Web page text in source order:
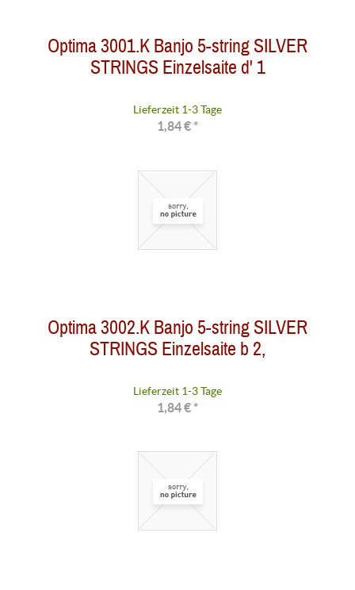
Optima 3001.K Banjo 5-string SILVER
STRINGS Einzelsaite d' 1
Lieferzeit 1-3 Tage
1,84 € *
Optima 3002.K Banjo 5-string SILVER
STRINGS Einzelsaite b 2,
Lieferzeit 1-3 Tage
1,84 € *